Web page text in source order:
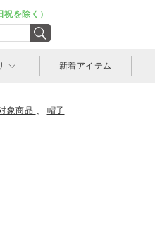
を除く）
新着アイテム
象商品 、 帽子